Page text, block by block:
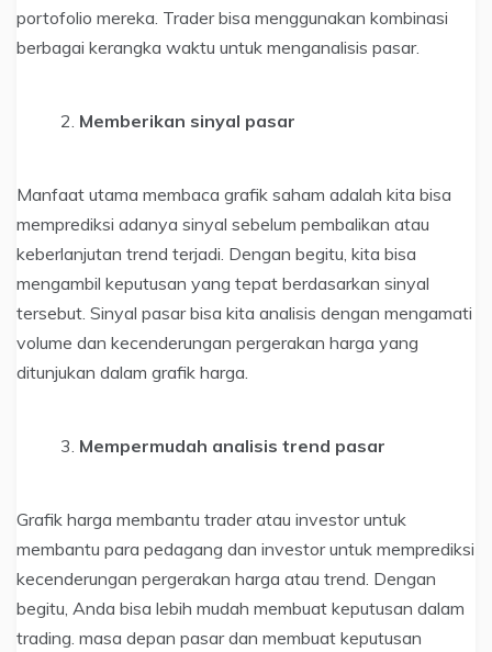
portofolio mereka. Trader bisa menggunakan kombinasi
berbagai kerangka waktu untuk menganalisis pasar.
Memberikan sinyal pasar
Manfaat utama membaca grafik saham adalah kita bisa
memprediksi adanya sinyal sebelum pembalikan atau
keberlanjutan trend terjadi. Dengan begitu, kita bisa
mengambil keputusan yang tepat berdasarkan sinyal
tersebut. Sinyal pasar bisa kita analisis dengan mengamati
volume dan kecenderungan pergerakan harga yang
ditunjukan dalam grafik harga.
Mempermudah analisis trend pasar
Grafik harga membantu trader atau investor untuk
membantu para pedagang dan investor untuk memprediksi
kecenderungan pergerakan harga atau trend. Dengan
begitu, Anda bisa lebih mudah membuat keputusan dalam
trading. masa depan pasar dan membuat keputusan